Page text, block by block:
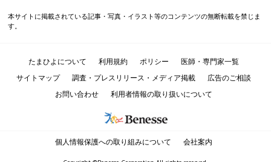
本サイトに掲載されている記事・写真・イラスト等のコンテンツの無断転載を禁じま
す。
たまひよについて 利用規約 ポリシー
医師・専門家一覧
サイトマップ
調査・プレスリリース・メディア掲載
広告のご相談
お問い合わせ
利用者情報の取り扱いについて
個人情報保護への取り組みについて 会社案内